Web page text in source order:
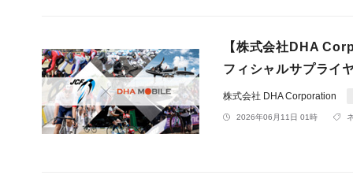
【株式会社DHA
フィシャルサプライ
株式会社 DHA Corporation
2026年06月11日 01時